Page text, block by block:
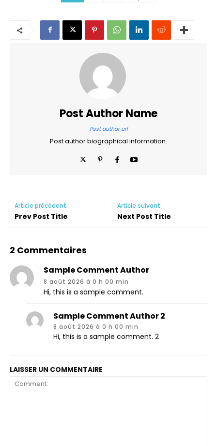
Post Author Name
Post author url
Post author biographical information.
Article précédent
Prev Post Title
Article suivant
Next Post Title
2 Commentaires
Sample Comment Author
8 août 2026 à 0 h 00 min
Hi, this is a sample comment.
Sample Comment Author 2
8 août 2026 à 0 h 00 min
Hi, this is a sample comment. 2
LAISSER UN COMMENTAIRE